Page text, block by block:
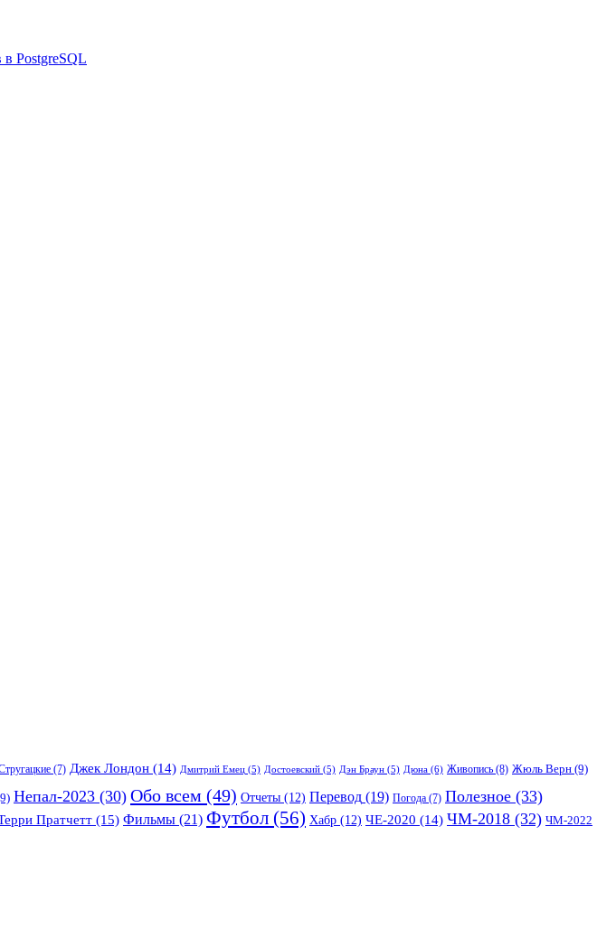
PostgreSQL
(7) Джек Лондон (14) Дмитрий Емец (5) Достоевский (5) Дэн Браун (5) Дюна (6) Живопись (8) Жюль Верн (9)
Непал-2023 (30) Обо всем (49) Отчеты (12) Перевод (19) Погода (7) Полезное (33)
Пратчетт (15) Фильмы (21) Футбол (56) Хабр (12) ЧЕ-2020 (14) ЧМ-2018 (32) ЧМ-2022